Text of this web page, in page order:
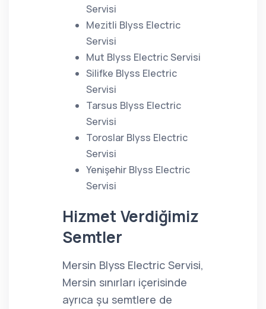
Servisi
Mezitli Blyss Electric
Servisi
Mut Blyss Electric Servisi
Silifke Blyss Electric
Servisi
Tarsus Blyss Electric
Servisi
Toroslar Blyss Electric
Servisi
Yenişehir Blyss Electric
Servisi
Hizmet Verdiğimiz
Semtler
Mersin Blyss Electric Servisi,
Mersin sınırları içerisinde
ayrıca şu semtlere de